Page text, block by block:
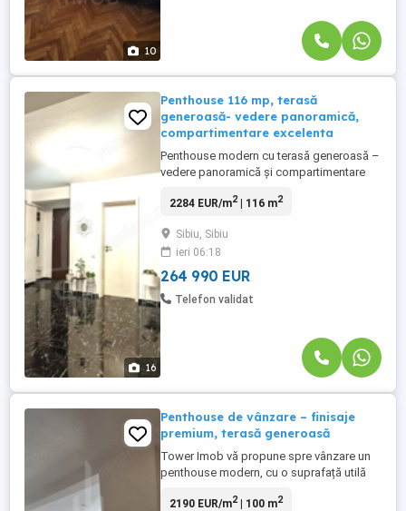
10
16
Penthouse 116 mp, terasă
generoasă- vedere panoramică,
compartimentare excelenta
Penthouse modern cu terasă generoasă –
vedere panoramică și compartimentare
vă propune spre vânzare un Penthouse
modern din zona Doamna Stanca –
Selimbăr, într-un bloc nou, curat și bine
întreținut. Locuința impresionează ...
2284 EUR/m2| 116 m2
Sibiu, Sibiu
ieri 06:18
264 990 EUR
Telefon validat
Penthouse de vânzare – finisaje
premium, terasă generoasă
Tower Imob vă propune spre vânzare un
penthouse modern, cu o suprafață utilă
spectaculoasă de 38 mp și un pod
2190 EUR/m2| 100 m2